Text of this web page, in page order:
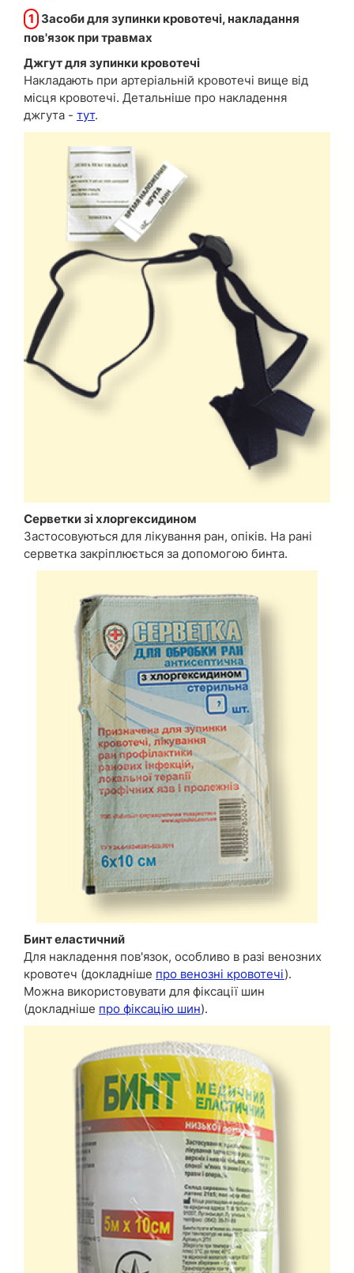
1 Засоби для зупинки кровотечі, накладання
пов'язок при травмах
Джгут для зупинки кровотечі
Накладають при артеріальній кровотечі вище від
місця кровотечі. Детальніше про накладення
джгута - тут.
Серветки зі хлоргексидином
Застосовуються для лікування ран, опіків. На рані
серветка закріплюється за допомогою бинта.
Бинт еластичний
Для накладення пов'язок, особливо в разі венозних
кровотеч (докладніше про венозні кровотечі).
Можна використовувати для фіксації шин
(докладніше про фіксацію шин).